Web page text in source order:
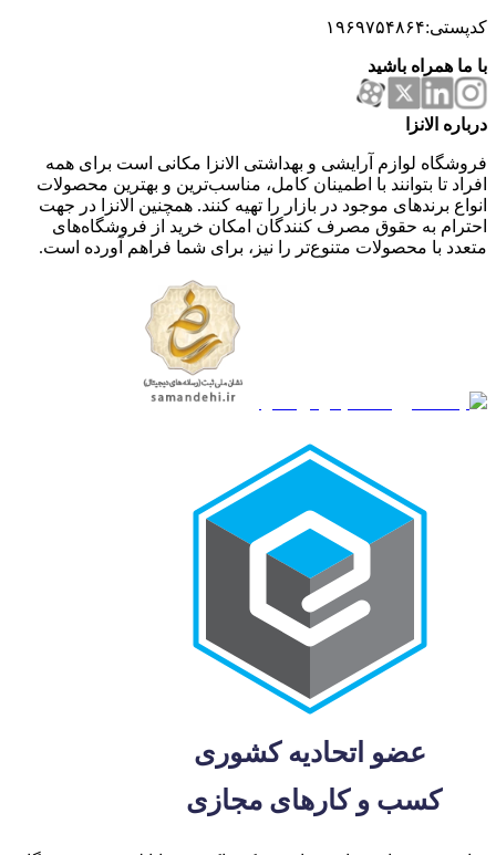
کدپستی:۱۹۶۹۷۵۴۸۶۴
با ما همراه باشید
درباره الانزا
فروشگاه لوازم آرایشی و بهداشتی الانزا مکانی است برای همه
افراد تا بتوانند با اطمینان کامل، مناسب‌ترین و بهترین محصولات
انواع برندهای موجود در بازار را تهیه کنند. همچنین الانزا در جهت
احترام به حقوق مصرف کنندگان امکان خرید از فروشگاه‌های
متعدد با محصولات متنوع‌تر را نیز، برای شما فراهم آورده است.